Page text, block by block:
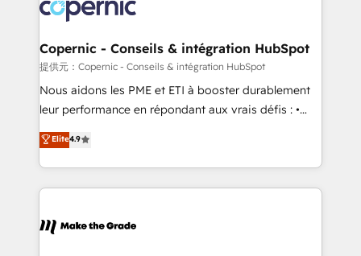
voice in your market, let’s talk.
worldwide, and with over 15 years in the ecosystem,
Huble has built a track record that speaks for itself.
One company, one operating model, delivering
across offices and consulting teams in the UK, USA,
Canada, Germany, France, Belgium, Singapore, and
South Africa. Certified compliant with ISO/IEC
international offices and 175+ employees.
Copernic - Conseils & intégration HubSpot
提供元：Copernic - Conseils & intégration HubSpot
Nous aidons les PME et ETI à booster durablement
leur performance en répondant aux vrais défis : •
Intégration de HubSpot avec d’autres outils (ERP,
téléphonie, etc.) • Alignement des équipes grâce à un
outil et des données partagées • Amélioration de la
collecte et de l’analyse des données pour des
de la productivité des équipes Notre équipe de 30
Elite4.9